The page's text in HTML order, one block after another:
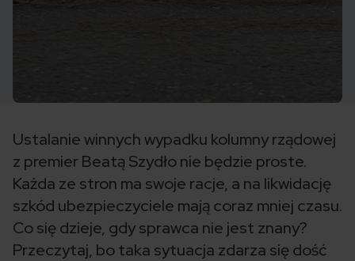
Ustalanie winnych wypadku kolumny rządowej
z premier Beatą Szydło nie będzie proste.
Każda ze stron ma swoje racje, a na likwidację
szkód ubezpieczyciele mają coraz mniej czasu.
Co się dzieje, gdy sprawca nie jest znany?
Przeczytaj, bo taka sytuacja zdarza się dość